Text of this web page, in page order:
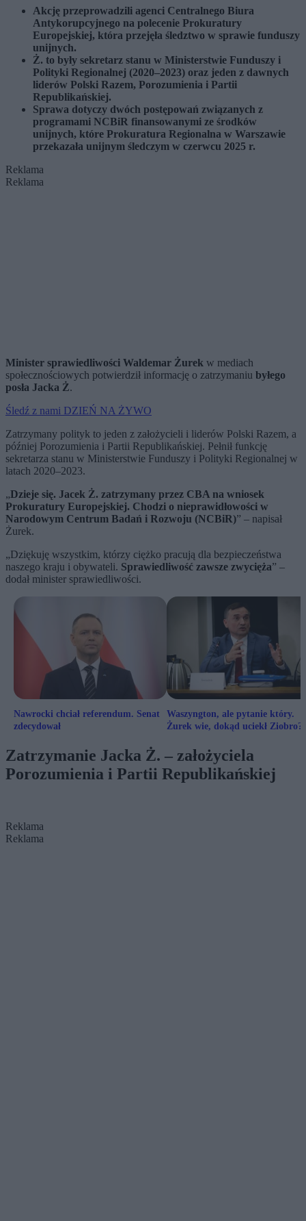
Akcję przeprowadzili agenci Centralnego Biura
Antykorupcyjnego na polecenie Prokuratury
Europejskiej, która przejęła śledztwo w sprawie funduszy
unijnych.
Ż. to były sekretarz stanu w Ministerstwie Funduszy i
Polityki Regionalnej (2020–2023) oraz jeden z dawnych
liderów Polski Razem, Porozumienia i Partii
Republikańskiej.
Sprawa dotyczy dwóch postępowań związanych z
programami NCBiR finansowanymi ze środków
unijnych, które Prokuratura Regionalna w Warszawie
przekazała unijnym śledczym w czerwcu 2025 r.
Reklama
Reklama
Minister sprawiedliwości Waldemar Żurek w mediach
społecznościowych potwierdził informację o zatrzymaniu byłego
posła Jacka Ż.
Śledź z nami DZIEŃ NA ŻYWO
Zatrzymany polityk to jeden z założycieli i liderów Polski Razem, a
później Porozumienia i Partii Republikańskiej. Pełnił funkcję
sekretarza stanu w Ministerstwie Funduszy i Polityki Regionalnej w
latach 2020–2023.
„Dzieje się. Jacek Ż. zatrzymany przez CBA na wniosek
Prokuratury Europejskiej. Chodzi o nieprawidłowości w
Narodowym Centrum Badań i Rozwoju (NCBiR)” – napisał
Żurek.
„Dziękuję wszystkim, którzy ciężko pracują dla bezpieczeństwa
naszego kraju i obywateli. Sprawiedliwość zawsze zwycięża” –
dodał minister sprawiedliwości.
Nawrocki chciał referendum. Senat
zdecydował
Waszyngton, ale pytanie który.
Żurek wie, dokąd uciekł Ziobro?
Zatrzymanie Jacka Ż. – założyciela
Porozumienia i Partii Republikańskiej
Reklama
Reklama